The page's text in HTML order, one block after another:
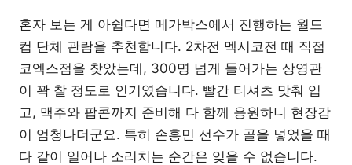
혼자 보는 게 아쉽다면 메가박스에서 진행하는 월드
컵 단체 관람을 추천합니다. 2차전 멕시코전 때 직접
코엑스점을 찾았는데, 300명 넘게 들어가는 상영관
이 꽉 찰 정도로 인기였습니다. 빨간 티셔츠 맞춰 입
고, 맥주와 팝콘까지 준비해 다 함께 응원하니 현장감
이 엄청나더군요. 특히 손흥민 선수가 골을 넣었을 때
다 같이 일어나 소리치는 순간은 잊을 수 없습니다.